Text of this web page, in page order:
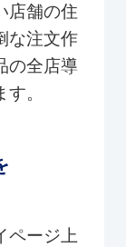
店舗の住
な注文作
の全店導
。
ページ上